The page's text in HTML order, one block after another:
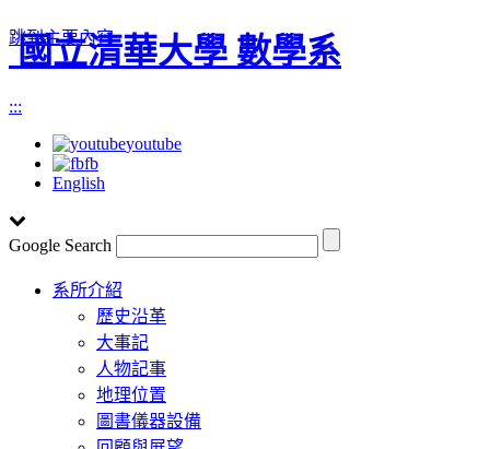
跳到主要內容
國立清華大學 數學系
:::
youtube
fb
English
Google Search
Toggle
navigation
系所介紹
歷史沿革
大事記
人物記事
地理位置
圖書儀器設備